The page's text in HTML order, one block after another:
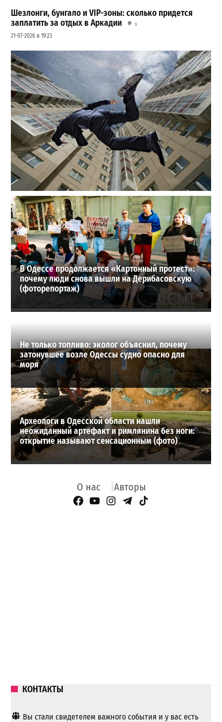
Шезлонги, бунгало и VIP-зоны: сколько придется
заплатить за отдых в Аркадии
3
21-07-2026 в 19:23
В одесском жилмассиве Радужном погиб 26-летний
мужчина: что известно
27-07-2026 в 13:47
ВИБОР РЕДАКЦИИ
В Одессе продолжается «Картонный протест»:
почему люди снова вышли на Дерибасовскую
(фоторепортаж)
Не только топливо: эколог объяснил, почему
затонувшее возле Одессы судно опасно для
моря
Археологи в Одесской области нашли
неожиданный артефакт и римлянина без ноги:
открытие называют сенсационным (фото)
О нас Авторы
Facebook Page
YouTube
Instagram
Telegram
TikTok
КОНТАКТЫ
Вы стали свидетелем важного события и у вас есть